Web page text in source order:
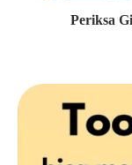
Periksa